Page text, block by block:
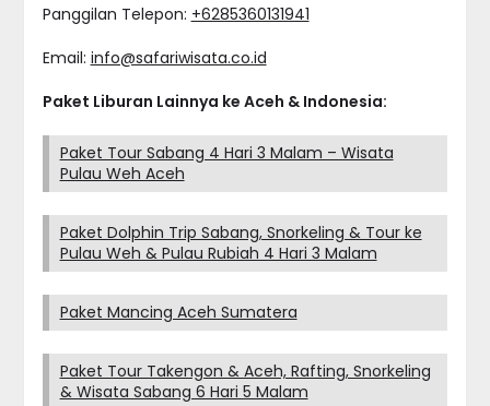
Panggilan Telepon: +6285360131941
Email: info@safariwisata.co.id
Paket Liburan Lainnya ke Aceh & Indonesia:
Paket Tour Sabang 4 Hari 3 Malam – Wisata
Pulau Weh Aceh
Paket Dolphin Trip Sabang, Snorkeling & Tour ke
Pulau Weh & Pulau Rubiah 4 Hari 3 Malam
Paket Mancing Aceh Sumatera
Paket Tour Takengon & Aceh, Rafting, Snorkeling
& Wisata Sabang 6 Hari 5 Malam